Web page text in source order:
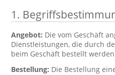
1.
Angebot: Die vom Geschäft
Dienstleistungen, die durch
beim Geschäft bestellt
Bestellung: Die Bestellung